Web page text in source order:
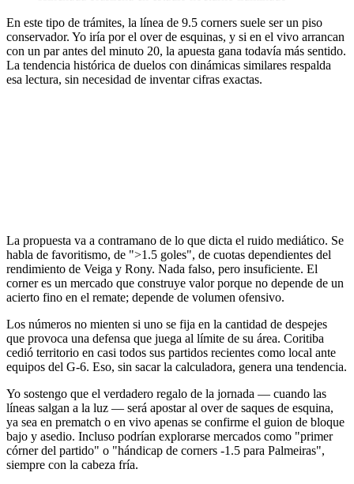
En este tipo de trámites, la línea de 9.5 corners suele ser un piso
conservador. Yo iría por el over de esquinas, y si en el vivo arrancan
con un par antes del minuto 20, la apuesta gana todavía más sentido.
La tendencia histórica de duelos con dinámicas similares respalda
esa lectura, sin necesidad de inventar cifras exactas.
La propuesta va a contramano de lo que dicta el ruido mediático. Se
habla de favoritismo, de ">1.5 goles", de cuotas dependientes del
rendimiento de Veiga y Rony. Nada falso, pero insuficiente. El
corner es un mercado que construye valor porque no depende de un
acierto fino en el remate; depende de volumen ofensivo.
Los números no mienten si uno se fija en la cantidad de despejes
que provoca una defensa que juega al límite de su área. Coritiba
cedió territorio en casi todos sus partidos recientes como local ante
equipos del G-6. Eso, sin sacar la calculadora, genera una tendencia.
Yo sostengo que el verdadero regalo de la jornada — cuando las
líneas salgan a la luz — será apostar al over de saques de esquina,
ya sea en prematch o en vivo apenas se confirme el guion de bloque
bajo y asedio. Incluso podrían explorarse mercados como "primer
córner del partido" o "hándicap de corners -1.5 para Palmeiras",
siempre con la cabeza fría.